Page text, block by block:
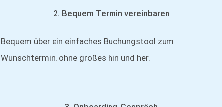
2. Bequem Termin vereinbaren
Bequem über ein einfaches Buchungstool zum
Wunschtermin, ohne großes hin und her.